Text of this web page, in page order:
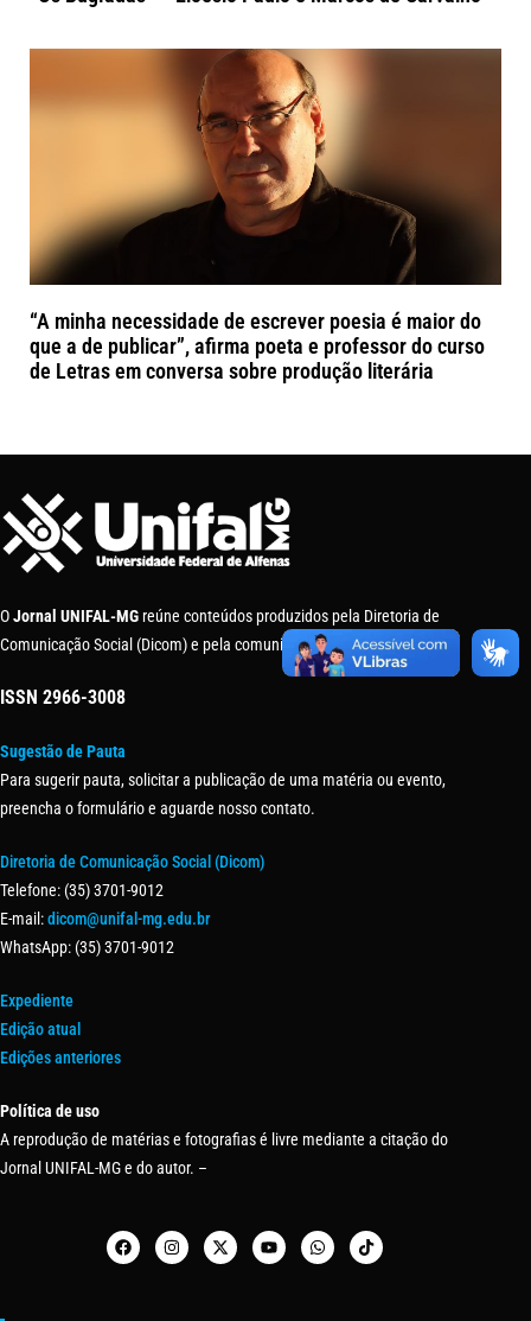
“A minha necessidade de escrever poesia é maior do
que a de publicar”, afirma poeta e professor do curso
de Letras em conversa sobre produção literária
OJornal UNIFAL-MG reúne conteúdos produzidos pela Diretoria de
Comunicação Social (Dicom) e pela comunidade universitária.
ISSN 2966-3008
Sugestão de Pauta
Para sugerir pauta, solicitar a publicação de uma matéria ou evento,
preencha o formulário e aguarde nosso contato.
Diretoria de Comunicação Social (Dicom)
Telefone: (35) 3701-9012
E-mail:dicom@unifal-mg.edu.br
WhatsApp: (35) 3701-9012
Expediente
Edição atual
Edições anteriores
Política de uso
A reprodução de matérias e fotografias é livre mediante a citação do
Jornal UNIFAL-MG e do autor. –